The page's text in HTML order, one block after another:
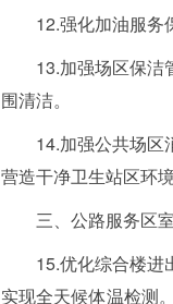
12.强化加油服务
13.加强场区保洁
围清洁。
14.加强公共场区
营造干净卫生站区环境
三、公路服务区
15.优化综合楼进
实现全天候体温检测